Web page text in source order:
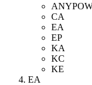
CA
EA
EP
KA
KC
KE
EA